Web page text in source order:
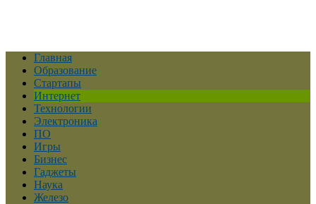
Главная
Образование
Стартапы
Интернет
Технологии
Электроника
ПО
Игры
Бизнес
Гаджеты
Наука
Железо